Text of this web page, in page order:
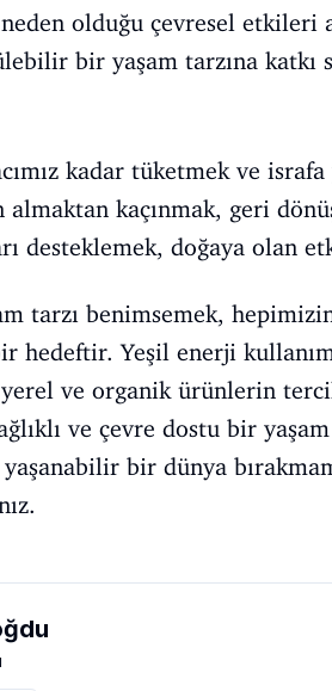
neden olduğu çevresel
bir yaşam tarzına katkı
kadar tüketmek ve israfa
almaktan kaçınmak, geri
desteklemek, doğaya olan
tarzı benimsemek,
hedeftir. Yeşil enerji
ve organik ürünlerin
ve çevre dostu bir
bir dünya